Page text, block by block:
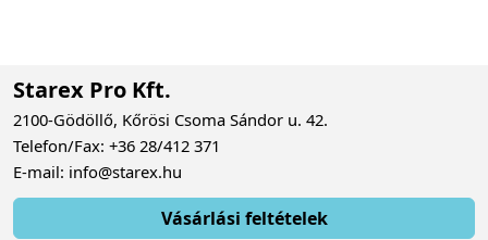
Starex Pro Kft.
2100-Gödöllő, Kőrösi Csoma Sándor u. 42.
Telefon/Fax: +36 28/412 371
E-mail: info@starex.hu
Vásárlási feltételek